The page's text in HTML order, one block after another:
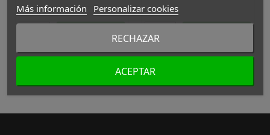
Más información Personalizar cookies
RECHAZAR
ACEPTAR